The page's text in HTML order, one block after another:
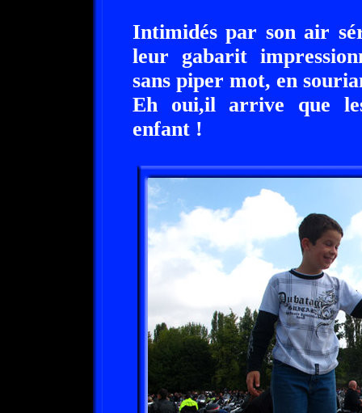
Intimidés par son air
leur gabarit
sans piper mot, en
Eh oui,il arrive que
enfant !